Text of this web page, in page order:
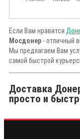
Если Вам нравятся
Мосдонер - отличный
Мы предлагаем Вам
самой быстрой
Доставка
просто и